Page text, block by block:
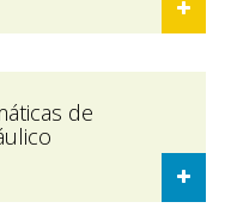
de